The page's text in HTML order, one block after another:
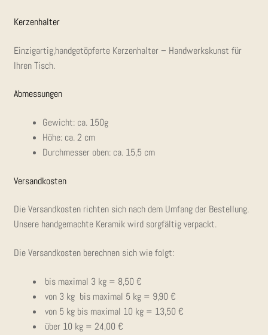
Ker­zen­hal­ter
Einzigartig,handgetöpferte Ker­zen­hal­ter – Hand­werks­kunst für
Ihren Tisch.
Abmes­sun­gen
Gewicht: ca. 150g
Höhe: ca. 2 cm
Durch­mes­ser oben: ca. 15,5 cm
Ver­sand­kos­ten
Die Ver­sand­kos­ten rich­ten sich nach dem Umfang der Bestel­lung.
Unse­re hand­ge­mach­te Kera­mik wird sorg­fäl­tig verpackt.
Die Ver­sand­kos­ten berech­nen sich wie folgt:
bis maxi­mal 3 kg = 8,50 €
von 3 kg bis maxi­mal 5 kg = 9,90 €
von 5 kg bis maxi­mal 10 kg = 13,50 €
über 10 kg = 24,00 €